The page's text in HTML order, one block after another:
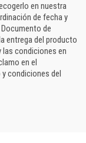
en nuestra
de fecha y
de
entrega del producto
las condiciones en
en el
condiciones del